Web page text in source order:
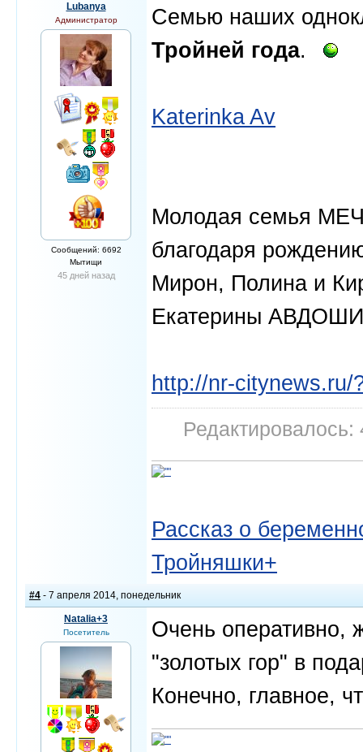
Lubanya
Администратор
Сообщений: 6692
Мытищи
45 дней назад
Семью наших
Тройней года.
Katerinka Av
Молодая семья
благодаря
Мирон, Полина и
Екатерины
http://nr-citynews.ru/
Рассказ о
Тройняшки+
#4 - 7 апреля 2014, понедельник
Natalia+3
Посетитель
Очень оперативно,
"золотых гор" в
Конечно, главное,